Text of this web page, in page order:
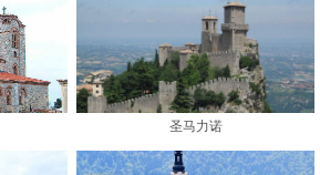
圣马力诺